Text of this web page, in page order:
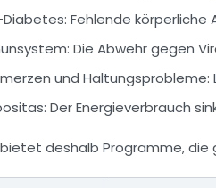
Fehlende
Die Abwehr gegen
und Haltungsprobleme:
Der Energieverbrauch
bietet deshalb Programme,